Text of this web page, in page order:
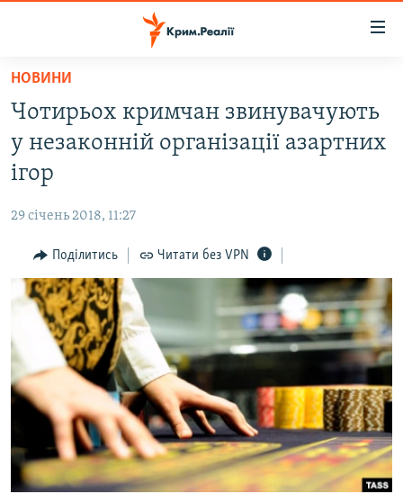
Перейти
основного
матеріалу
Перейти
до
основної
Перейти
пошуку
ВОДА.КРИМ
БЛОГИ
ПОГЛЯД
ІНТЕРВ'Ю
ВСЕ ЗА ДЕНЬ
СПЕЦПРОЕКТИ
ДЕПОРТАЦІЯ
ВІДЕОУРОКИ «ELIFBE»
СВІДЧЕННЯ ОКУПАЦІЇ
УКРАЇНСЬКА ПРОБЛЕМА КРИМУ
ЯК ОБІЙТИ БЛОКУВАННЯ
Русский
Qırımtatar
НОВИНИ
Чотирьох кримчан звинувачують
у незаконній організації азартних
ігор
29 січень 2018, 11:27
Поділитись Читати без VPN